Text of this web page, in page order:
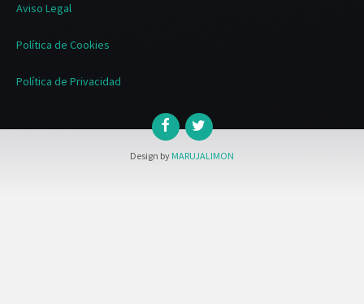
Aviso Legal
Política de Cookies
Política de Privacidad
Design by MARUJALIMON